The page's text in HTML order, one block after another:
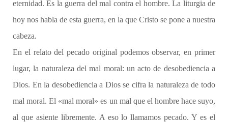
eternidad. Es la guerra del mal contra el hombre. La liturgia de
hoy nos habla de esta guerra, en la que Cristo se pone a nuestra
cabeza.
En el relato del pecado original podemos observar, en primer
lugar, la naturaleza del mal moral: un acto de desobediencia a
Dios. En la desobediencia a Dios se cifra la naturaleza de todo
mal moral. El «mal moral» es un mal que el hombre hace suyo,
al que asiente libremente. A eso lo llamamos pecado. Y es el